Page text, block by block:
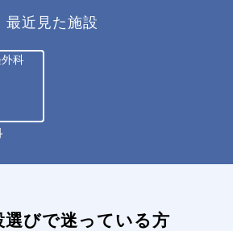
最近見た施設
選びで迷っている方